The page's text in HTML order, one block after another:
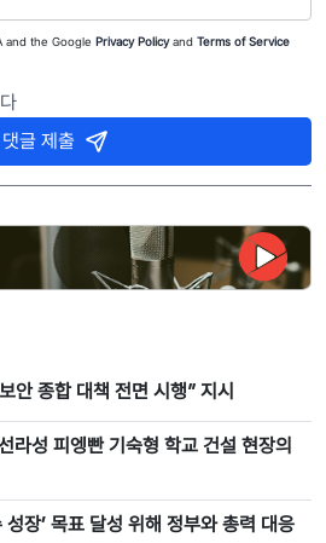
and the Google Privacy Policyand Terms of Service
댓글 제출
안 종합 대책 전면 시행” 지시
라성 피엥빤 기숙형 학교 건설 현장의
성장’ 목표 달성 위해 정부와 총력 대응